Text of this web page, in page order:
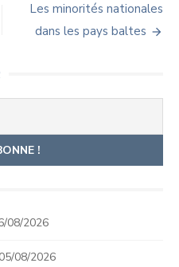
Les minorités nationales
dans les pays baltes
08/2026
05/08/2026